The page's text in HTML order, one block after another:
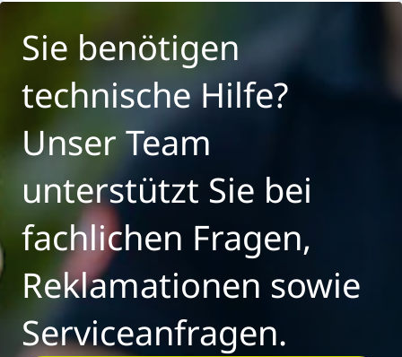
Sie benötigen
technische Hilfe?
Unser Team
unterstützt Sie bei
fachlichen Fragen,
Reklamationen sowie
Serviceanfragen.